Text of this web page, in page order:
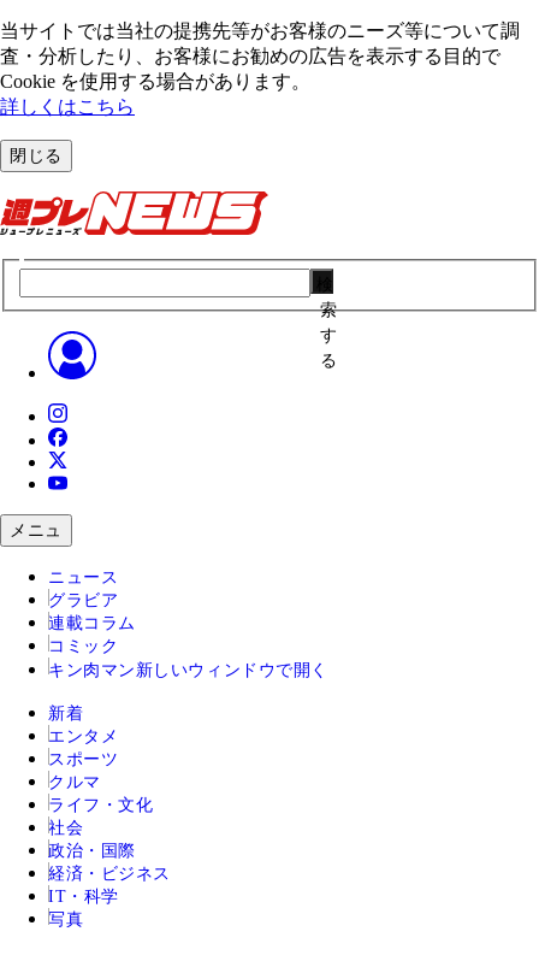
当サイトでは当社の提携先等がお客様のニーズ等について調
査・分析したり、お客様にお勧めの広告を表⽰する⽬的で
Cookie を使⽤する場合があります。
詳しくはこちら
閉じる
索
す
る
メニュ
ニュース
グラビア
連載コラム
コミック
キン肉マン 新しいウィンドウで開く
新着
エンタメ
スポーツ
クルマ
ライフ・文化
社会
政治・国際
経済・ビジネス
IT・科学
写真